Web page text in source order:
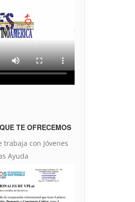
TE OFRECEMOS
trabaja con Jóvenes
Ayuda